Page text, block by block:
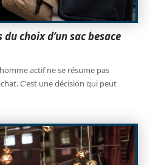
choix d’un sac besace
actif ne se résume pas
C'est une décision qui peut